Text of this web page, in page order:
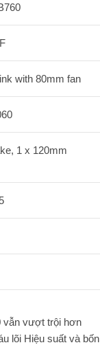
with 80mm fan
1 x 120mm
vẫn vượt trội hơn
lõi Hiệu suất và bốn